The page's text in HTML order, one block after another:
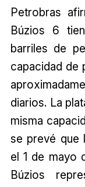
Petrobras
Búzios 6
barriles de
capacidad de
diarios. La
misma
se prevé que
el 1 de mayo
Búzios